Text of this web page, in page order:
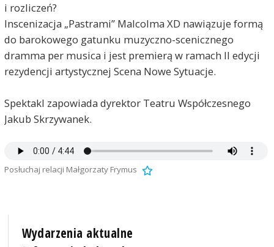
i rozliczeń?
Inscenizacja „Pastrami” Malcolma XD nawiązuje formą
do barokowego gatunku muzyczno-scenicznego
dramma per musica i jest premierą w ramach II edycji
rezydencji artystycznej Scena Nowe Sytuacje.
Spektakl zapowiada dyrektor Teatru Współczesnego
Jakub Skrzywanek.
Posłuchaj relacji Małgorzaty Frymus
Wydarzenia aktualne